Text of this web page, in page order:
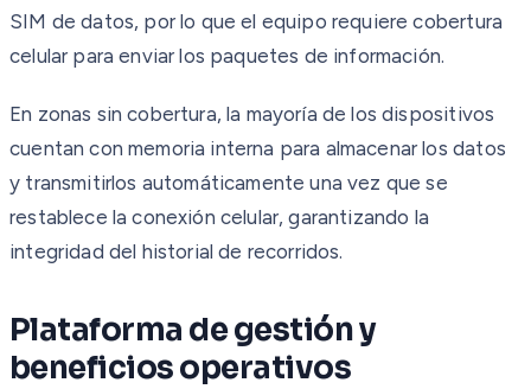
SIM de datos, por lo que el equipo requiere cobertura
celular para enviar los paquetes de información.
En zonas sin cobertura, la mayoría de los dispositivos
cuentan con memoria interna para almacenar los datos
y transmitirlos automáticamente una vez que se
restablece la conexión celular, garantizando la
integridad del historial de recorridos.
Plataforma de gestión y
beneficios operativos